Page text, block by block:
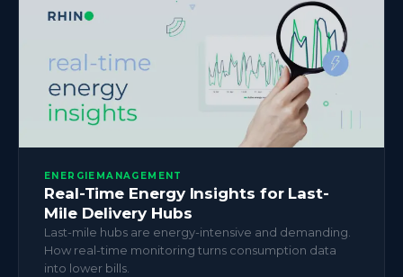
ENERGIEMANAGEMENT
Real-Time Energy Insights for Last-
Mile Delivery Hubs
Last-mile hubs are energy-intensive and demanding.
How real-time monitoring turns consumption data
into lower bills.